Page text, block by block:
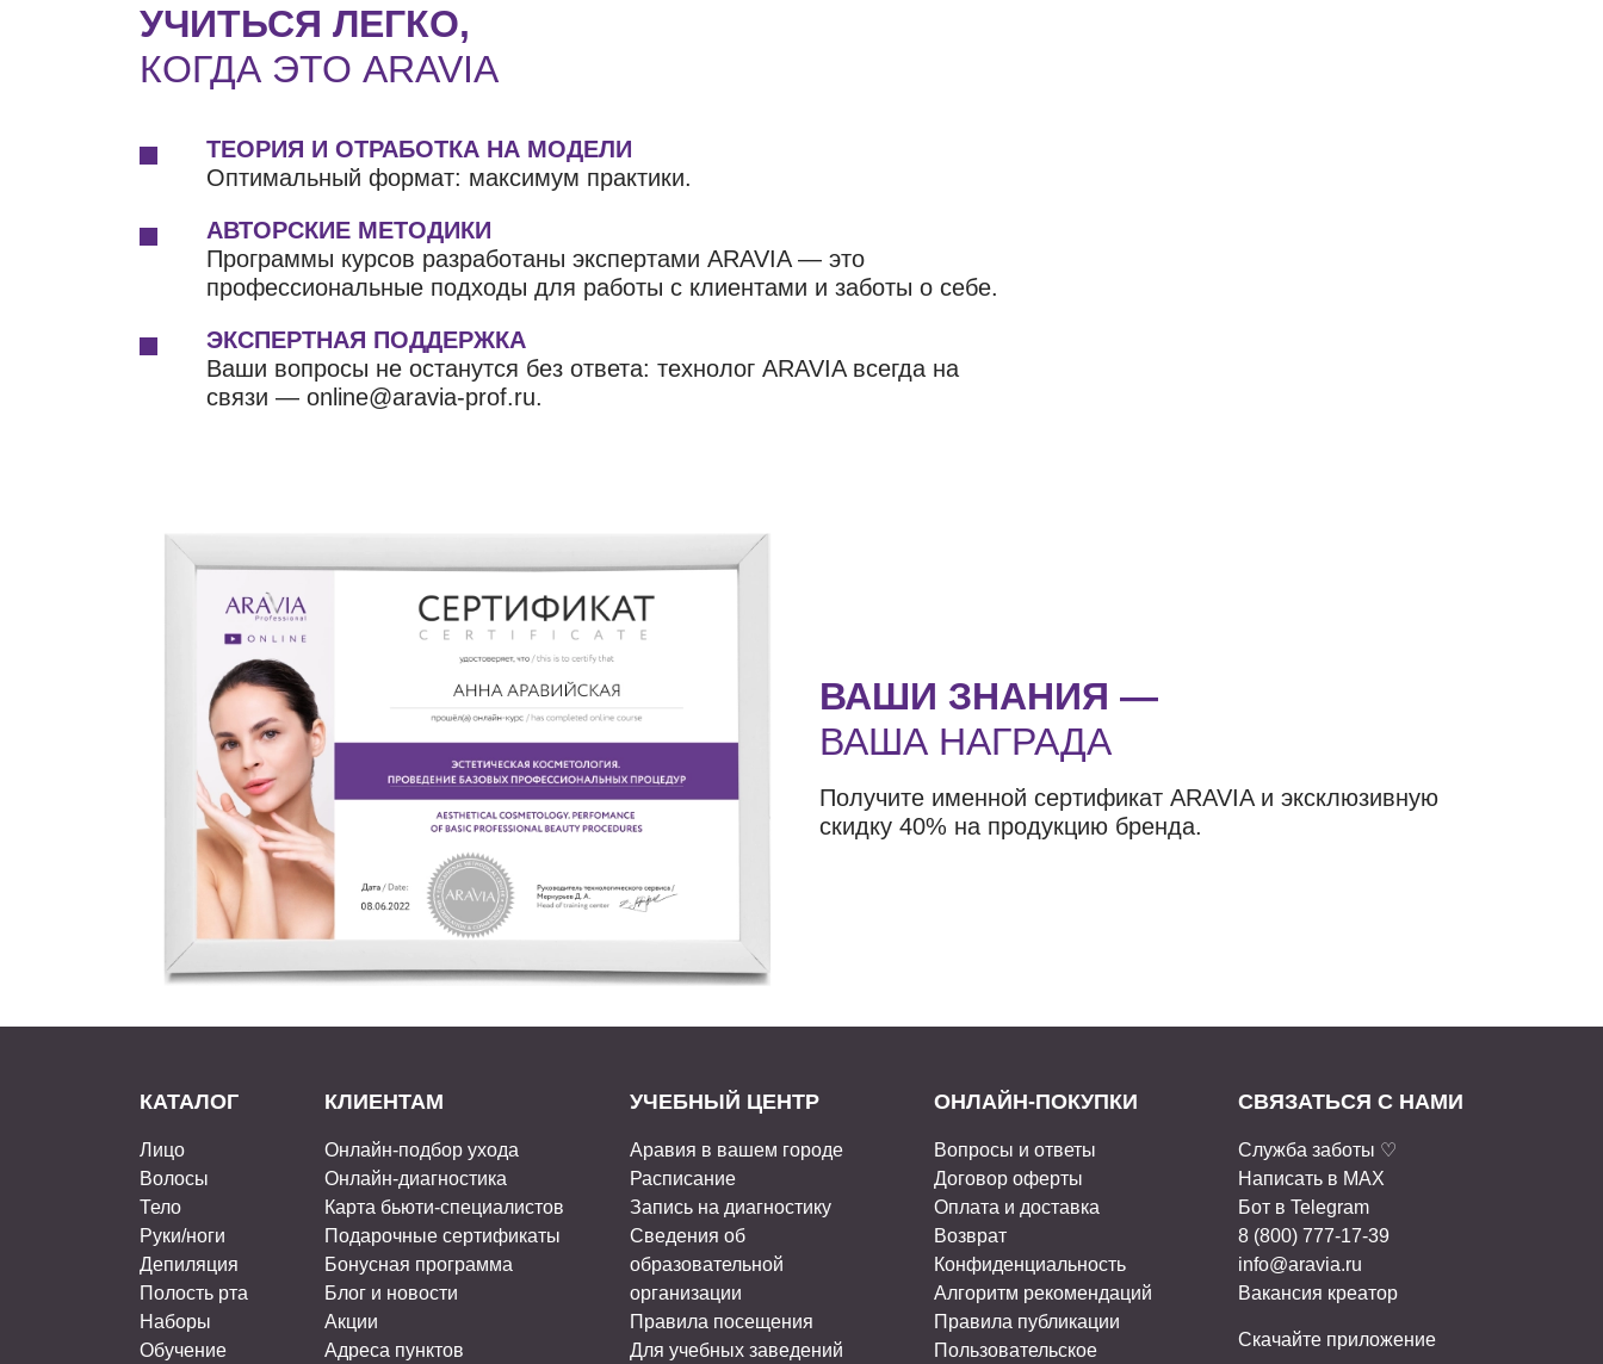
УЧИТЬСЯ ЛЕГКО,
КОГДА ЭТО ARAVIA
ТЕОРИЯ И ОТРАБОТКА НА МОДЕЛИ
Оптимальный формат: максимум практики.
АВТОРСКИЕ МЕТОДИКИ
Программы курсов разработаны экспертами ARAVIA — это
профессиональные подходы для работы с клиентами и заботы о себе.
ЭКСПЕРТНАЯ ПОДДЕРЖКА
Ваши вопросы не останутся без ответа: технолог ARAVIA всегда на
связи — online@aravia-prof.ru.
ВАШИ ЗНАНИЯ —
ВАША НАГРАДА
Получите именной сертификат ARAVIA и эксклюзивную
скидку 40% на продукцию бренда.
КАТАЛОГ
Лицо
Волосы
Тело
Руки/ноги
Депиляция
Полость рта
Наборы
Обучение
КЛИЕНТАМ
Онлайн-подбор ухода
Онлайн-диагностика
Карта бьюти-специалистов
Подарочные сертификаты
Бонусная программа
Блог и новости
Акции
Адреса пунктов
УЧЕБНЫЙ ЦЕНТР
Аравия в вашем городе
Расписание
Запись на диагностику
Сведения об
образовательной
организации
Правила посещения
Для учебных заведений
ОНЛАЙН-ПОКУПКИ
Вопросы и ответы
Договор оферты
Оплата и доставка
Возврат
Конфиденциальность
Алгоритм рекомендаций
Правила публикации
Пользовательское
СВЯЗАТЬСЯ С НАМИ
Служба заботы ♡
Написать в MAX
Бот в Telegram
8 (800) 777-17-39
info@aravia.ru
Вакансия креатор
Скачайте приложение